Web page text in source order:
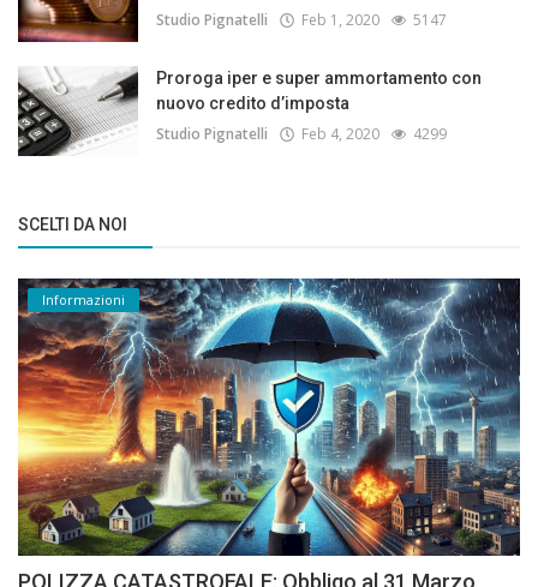
Studio Pignatelli Feb 1, 2020 5147
Proroga iper e super ammortamento con
nuovo credito d’imposta
Studio Pignatelli Feb 4, 2020 4299
SCELTI DA NOI
Informazioni
POLIZZA CATASTROFALE: Obbligo al 31 Marzo